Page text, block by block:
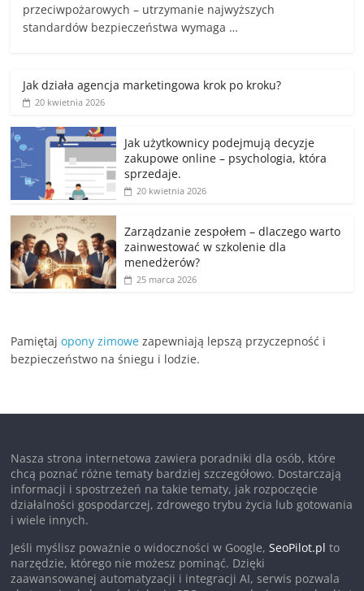
przeciwpożarowych – utrzymanie najwyższych
standardów bezpieczeństwa wymaga …
Jak działa agencja marketingowa krok po kroku?
20 kwietnia 2026
Jak użytkownicy podejmują decyzje
zakupowe online – psychologia, która
sprzedaje.
20 kwietnia 2026
Zarządzanie zespołem – dlaczego warto
zainwestować w szkolenie dla
menedżerów?
25 marca 2026
Pamiętajopony zimowe zapewniają lepszą przyczepność i
bezpieczeństwo na śniegu i lodzie.
Nasza strona internetowa zawiera poradniki dla osób, które
chcą poznać różne tematy bardziej szczegółowo. Dostarczają
informacji i spostrzeżeń na takie tematy, jak rozpoczęcie
działalności gospodarczej, zdrowego trybu życia lub gotowania
i wiele innych.
Jeśli myślisz poważnie o widoczności w Google,SeoPilot.pl to
narzędzie, którego nie możesz pominąć. Dzięki
zaawansowanej automatyzacji i integracji AI, serwis pozwala